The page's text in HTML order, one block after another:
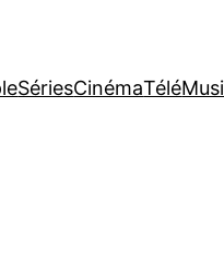
SériesCinémaTélé